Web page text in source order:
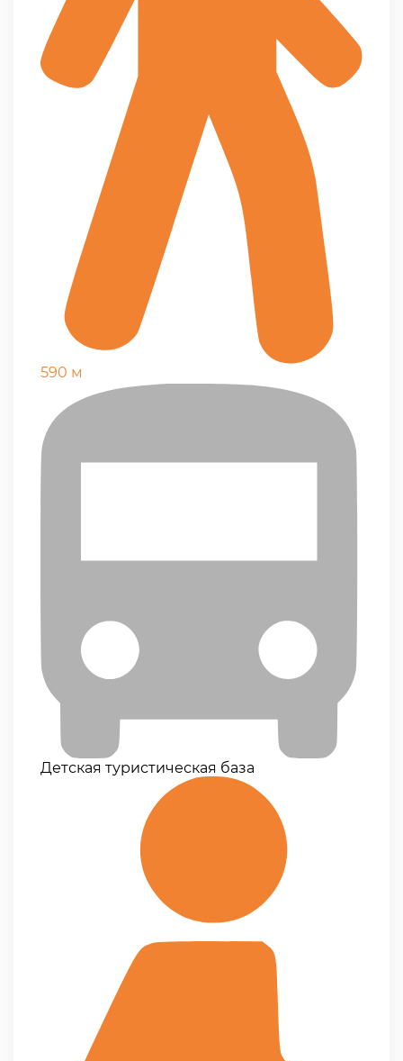
590 м
Детская туристическая база